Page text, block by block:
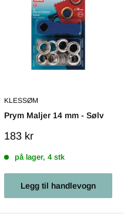
KLESSØM
Prym Maljer 14 mm - Sølv
Salgs
183 kr
på lager, 4 stk
Legg til handlevogn